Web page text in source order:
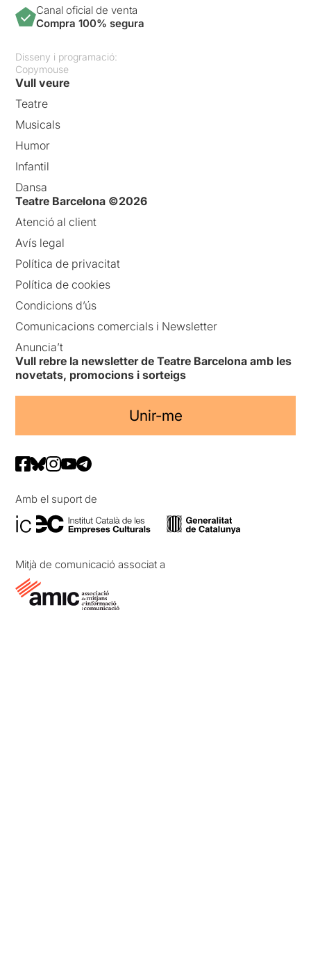
Canal oficial de venta
Compra 100% segura
Disseny i programació:
Copymouse
Vull veure
Teatre
Musicals
Humor
Infantil
Dansa
Teatre Barcelona ©2026
Atenció al client
Avís legal
Política de privacitat
Política de cookies
Condicions d’ús
Comunicacions comercials i Newsletter
Anuncia’t
Vull rebre la newsletter de Teatre Barcelona amb les
novetats, promocions i sorteigs
Unir-me
Amb el suport de
Mitjà de comunicació associat a